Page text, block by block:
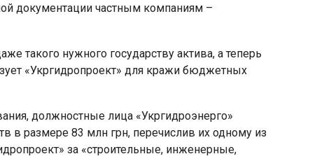
документации частным компаниям –
такого нужного государству актива, а теперь
«Укргидропроект» для кражи бюджетных
должностные лица «Укргидроэнерго»
в размере 83 млн грн, перечислив их одному из
за «строительные, инженерные,